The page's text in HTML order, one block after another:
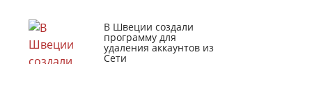
В Швеции создали
программу для
удаления аккаунтов из
Сети